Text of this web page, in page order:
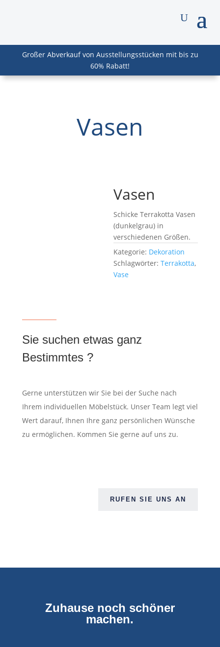
Großer Abverkauf von Ausstellungsstücken mit bis zu
60% Rabatt!
Vasen
Vasen
Schicke Terrakotta Vasen
(dunkelgrau) in
verschiedenen Größen.
Kategorie: Dekoration
Schlagwörter:Terrakotta,
Vase
Sie suchen etwas ganz
Bestimmtes ?
Gerne unterstützen wir Sie bei der Suche nach
Ihrem individuellen Möbelstück. Unser Team legt viel
Wert darauf, Ihnen Ihre ganz persönlichen Wünsche
zu ermöglichen. Kommen Sie gerne auf uns zu.
RUFEN SIE UNS AN
Zuhause noch schöner
machen.